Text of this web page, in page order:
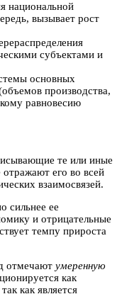
национальной
вызывает рост
субъектами и
основных
производства,
равновесию
те или иные
его во всей
взаимосвязей.
сильнее ее
и отрицательные
темпу прироста
отмечают умеренную
как
как является